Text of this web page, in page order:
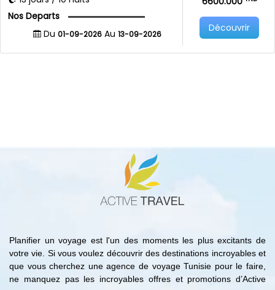
Nos Departs
Du 01-09-2026 Au 13-09-2026
Découvrir
Planifier un voyage est l'un des moments les plus excitants de
votre vie. Si vous voulez découvrir des destinations incroyables et
que vous cherchez une agence de voyage Tunisie pour le faire,
ne manquez pas les incroyables offres et promotions d’Active